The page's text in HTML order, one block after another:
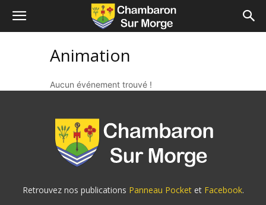
Animation
Aucun événement trouvé !
Retrouvez nos publications Panneau Pocketet Facebook.